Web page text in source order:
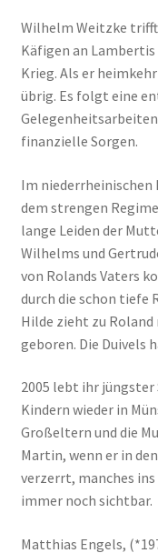
Wilhelm Weitzke trifft
Käfigen an Lambertis
Krieg. Als er
übrig. Es folgt eine
finanzielle Sorgen.
Im niederrheinischen
dem strengen
lange Leiden der
Wilhelms und
von Rolands Vaters
durch die schon tiefe
Hilde zieht zu Roland
geboren. Die Duivels
2005 lebt ihr jüngster
Kindern wieder in
Großeltern und die
Martin, wenn er in
verzerrt, manches
immer noch sichtbar.
Matthias Engels,